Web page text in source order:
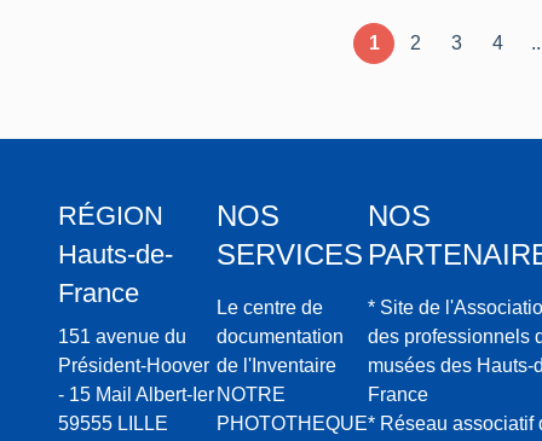
1 2 3 4
RÉGION
Hauts-de-
France
151 avenue du
Président-Hoover
- 15 Mail Albert-Ier
59555 LILLE
NOS
SERVICES
Le centre de
documentation
de l'Inventaire
NOTRE
PHOTOTHEQUE
NOS
* Site de
des professionnels
musées des Hauts-
France
* Réseau associatif